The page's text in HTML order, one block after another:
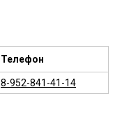
Телефон
8-952-841-41-14